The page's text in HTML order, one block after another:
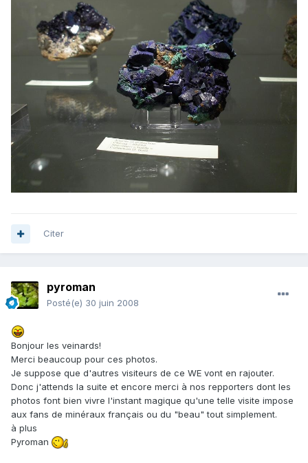
Citer
pyroman
Posté(e) 30 juin 2008
Bonjour les veinards!
Merci beaucoup pour ces photos.
Je suppose que d'autres visiteurs de ce WE vont en rajouter.
Donc j'attends la suite et encore merci à nos repporters dont les
photos font bien vivre l'instant magique qu'une telle visite impose
aux fans de minéraux français ou du "beau" tout simplement.
à plus
Pyroman